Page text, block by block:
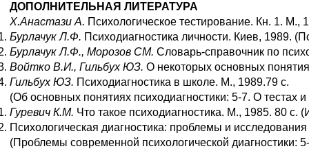
ДОПОЛНИТЕЛЬНАЯ ЛИТЕРАТУРА
Х.Анастази А. Психологическое тестирование. Кн. 1. М.,
Бурлачук Л.Ф. Психодиагностика личности. Киев, 1989.
Бурлачук Л.Ф., Морозов СМ. Словарь-справочник по
Войтко В.И., Гильбух ЮЗ. О некоторых основных
Гильбух ЮЗ. Психодиагностика в школе. М., 1989.79 с.
(Об основных понятиях психодиагностики: 5-7. О тестах
Гуревич К.М. Что такое психодиагностика. М., 1985. 80 с.
Психологическая диагностика: проблемы и
(Проблемы современной психологической диагностики: